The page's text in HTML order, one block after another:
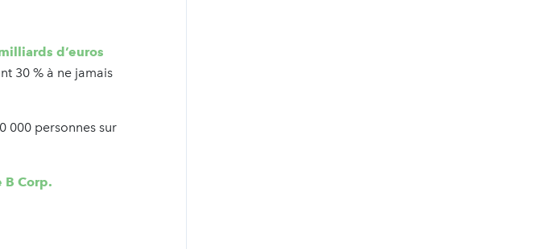
d’euros
30 % à ne jamais
000 personnes sur
Corp.